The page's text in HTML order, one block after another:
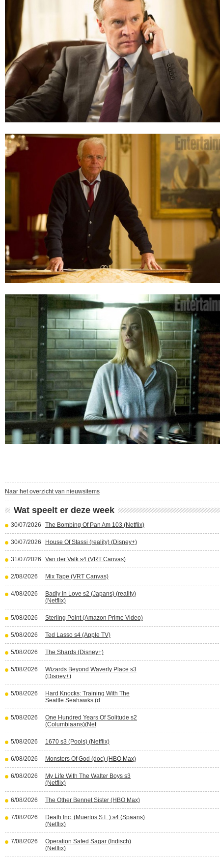
Naar het overzicht van nieuwsitems
Wat speelt er deze week
30/07/2026 The Bombing Of Pan Am 103 (Netflix)
30/07/2026 House Of Stassi (reality) (Disney+)
31/07/2026 Van der Valk s4 (VRT Canvas)
2/08/2026 Mix Tape (VRT Canvas)
4/08/2026
Badly In Love s2 (Japans) (reality)
(Netflix)
5/08/2026 Sterling Point (Amazon Prime Video)
5/08/2026 Ted Lasso s4 (Apple TV)
5/08/2026 The Shards (Disney+)
5/08/2026
Wizards Beyond Waverly Place s3
(Disney+)
5/08/2026
Hard Knocks: Training With The
Seattle Seahawks (d
5/08/2026
One Hundred Years Of Solitude s2
(Columbiaans)(Net
5/08/2026 1670 s3 (Pools) (Netflix)
6/08/2026 Monsters Of God (doc) (HBO Max)
6/08/2026
My Life With The Walter Boys s3
(Netflix)
6/08/2026 The Other Bennet Sister (HBO Max)
7/08/2026
Death Inc. (Muertos S.L.) s4 (Spaans)
(Netflix)
7/08/2026
Operation Safed Sagar (Indisch)
(Netflix)